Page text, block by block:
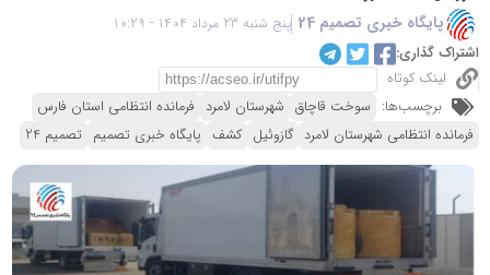
پایگاه خبری تصمیم 24
پنج شنبه 23 مرداد 1404 - 10:29
اشتراک گذاری:
لینک کوتاه
برچسب‌ها: سوخت قاچاق شهرستان لامرد فرمانده انتظامی استان فارس
فرمانده انتظامی شهرستان لامرد گازوئیل کشف پایگاه خبری تصمیم تصمیم 24